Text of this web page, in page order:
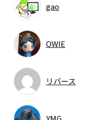
gao
OWIE
リバース